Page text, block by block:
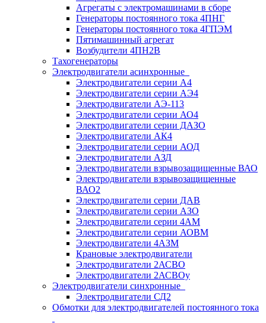
Агрегаты с электромашинами в сборе
Генераторы постоянного тока 4ПНГ
Генераторы постоянного тока 4ГПЭМ
Пятимашинный агрегат
Возбудители 4ПН2В
Тахогенераторы
Электродвигатели асинхронные
Электродвигатели серии А4
Электродвигатели серии АЭ4
Электродвигатели АЭ-113
Электродвигатели серии АО4
Электродвигатели серии ДАЗО
Электродвигатели АК4
Электродвигатели серии АОД
Электродвигатели АЗД
Электродвигатели взрывозащищенные ВАО
Электродвигатели взрывозащищенные
ВАО2
Электродвигатели серии ДАВ
Электродвигатели серии АЗО
Электродвигатели серии 4АМ
Электродвигатели серии АОВМ
Электродвигатели 4АЗМ
Крановые электродвигатели
Электродвигатели 2АСВО
Электродвигатели 2АСВОу
Электродвигатели синхронные
Электродвигатели СД2
Обмотки для электродвигателей постоянного тока